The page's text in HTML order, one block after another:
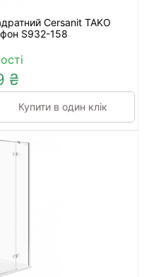
Cersanit TAKO
S932-158
₴
Купити в один клік